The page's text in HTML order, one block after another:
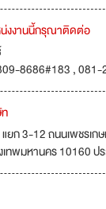
งงานนี้กรุณาติดต่อ
8686#183 ,
ยก 3-12 ถนนเพชรเก
ทพมหานคร 10160 ปร